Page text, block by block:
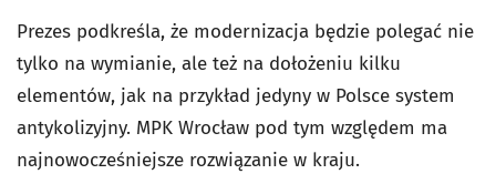
Prezes podkreśla, że modernizacja będzie polegać nie
tylko na wymianie, ale też na dołożeniu kilku
elementów, jak na przykład jedyny w Polsce system
antykolizyjny. MPK Wrocław pod tym względem ma
najnowocześniejsze rozwiązanie w kraju.